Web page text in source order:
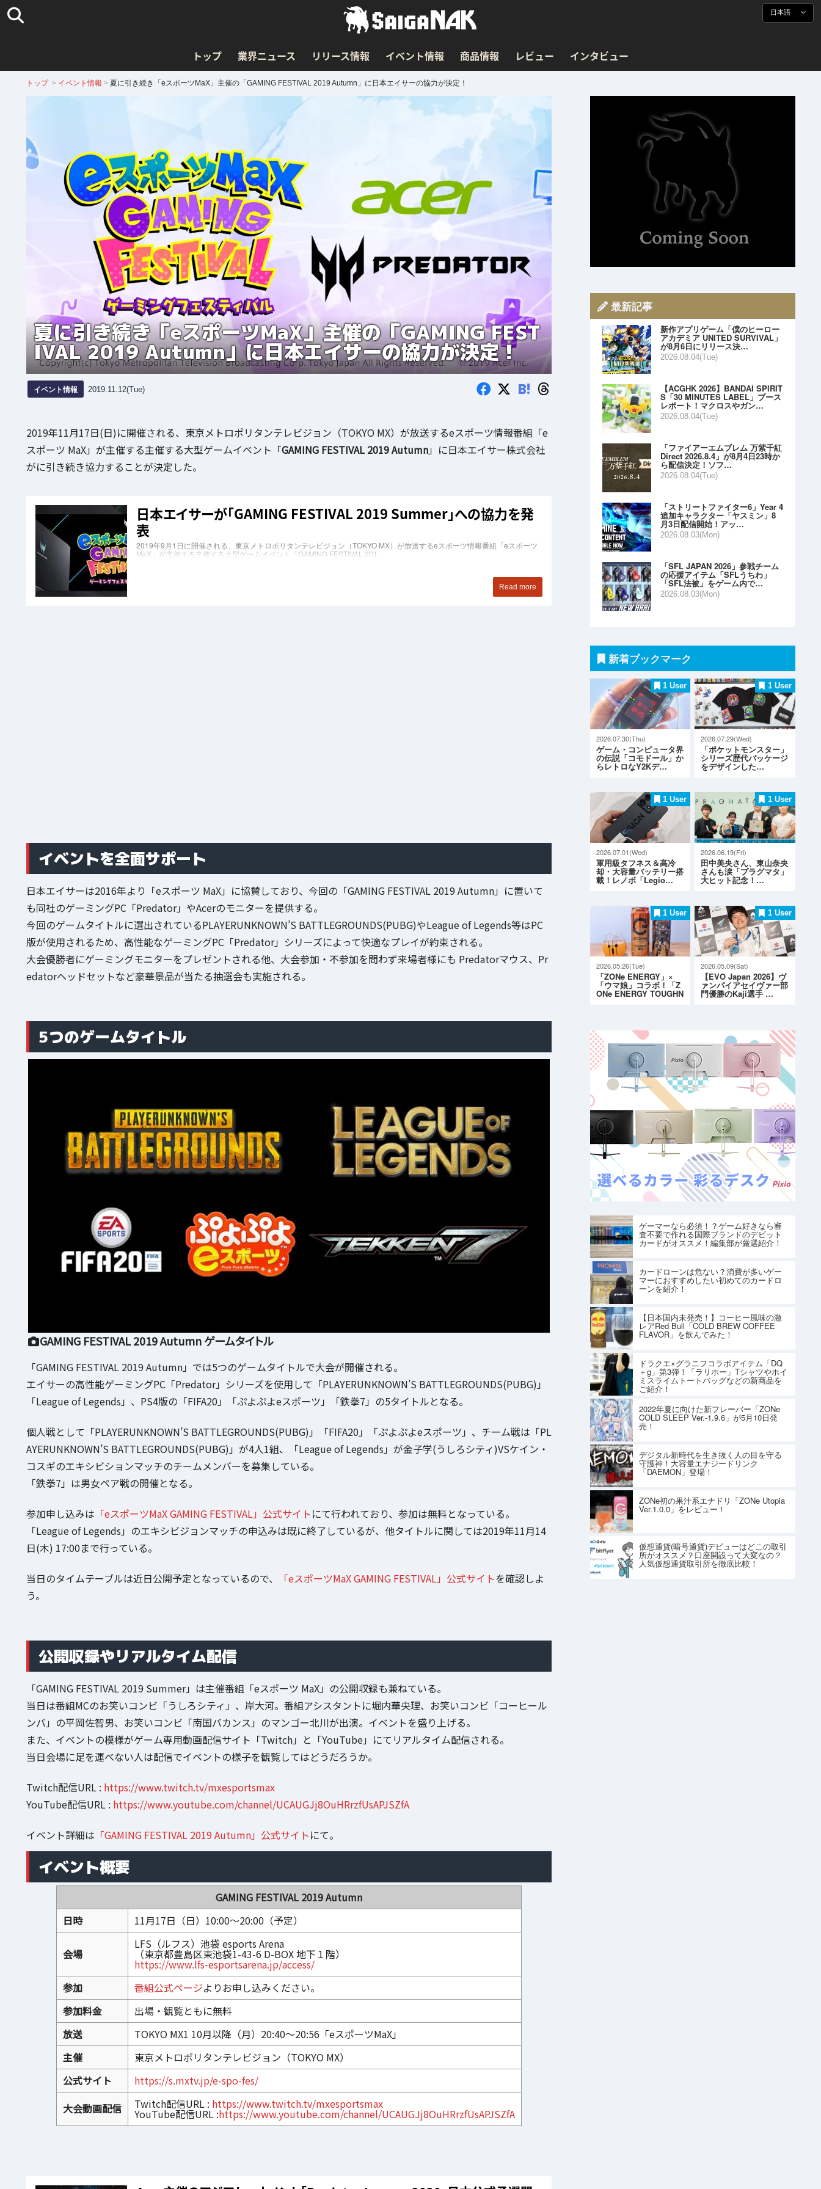
日本語
トップ 業界ニュース リリース情報 イベント情報 商品情報 レビュー インタビュー
トップ > イベント情報 > 夏に引き続き「eスポーツMaX」主催の「GAMING FESTIVAL 2019 Autumn」に日本エイサーの協力が決定！
夏に引き続き「eスポーツMaX」主催の「GAMING FEST
IVAL 2019 Autumn」に日本エイサーの協力が決定！
イベント情報 2019.11.12(Tue) B!
2019年11月17日(日)に開催される、東京メトロポリタンテレビジョン（TOKYO MX）が放送するeスポーツ情報番組「e
スポーツ MaX」が主催する主催する大型ゲームイベント「GAMING FESTIVAL 2019 Autumn」に日本エイサー株式会社
がに引き続き協力することが決定した。
イベントを全面サポート
日本エイサーは2016年より「eスポーツ MaX」に協賛しており、今回の「GAMING FESTIVAL 2019 Autumn」に置いて
も同社のゲーミングPC「Predator」やAcerのモニターを提供する。
今回のゲームタイトルに選出されているPLAYERUNKNOWN’S BATTLEGROUNDS(PUBG)やLeague of Legends等はPC
版が使用されるため、高性能なゲーミングPC「Predator」シリーズによって快適なプレイが約束される。
大会優勝者にゲーミングモニターをプレゼントされる他、大会参加・不参加を問わず来場者様にも Predatorマウス、Pr
edatorヘッドセットなど豪華景品が当たる抽選会も実施される。
5つのゲームタイトル
GAMING FESTIVAL 2019 Autumn ゲームタイトル
「GAMING FESTIVAL 2019 Autumn」では5つのゲームタイトルで大会が開催される。
エイサーの高性能ゲーミングPC「Predator」シリーズを使用して「PLAYERUNKNOWN’S BATTLEGROUNDS(PUBG)」
「League of Legends」、PS4版の「FIFA20」「ぷよぷよeスポーツ」「鉄拳7」の5タイトルとなる。
個人戦として「PLAYERUNKNOWN’S BATTLEGROUNDS(PUBG)」「FIFA20」「ぷよぷよeスポーツ」、チーム戦は「PL
AYERUNKNOWN’S BATTLEGROUNDS(PUBG)」が4人1組、「League of Legends」が金子学(うしろシティ)VSケイン・
コスギのエキシビションマッチのチームメンバーを募集している。
「鉄拳7」は男女ペア戦の開催となる。
参加申し込みは 「eスポーツMaX GAMING FESTIVAL」公式サイトにて行われており、参加は無料となっている。
「League of Legends」のエキシビジョンマッチの申込みは既に終了しているが、他タイトルに関しては2019年11月14
日(木) 17:00まで行っている。
当日のタイムテーブルは近日公開予定となっているので、 「eスポーツMaX GAMING FESTIVAL」公式サイトを確認しよ
う。
公開収録やリアルタイム配信
「GAMING FESTIVAL 2019 Summer」は主催番組「eスポーツ MaX」の公開収録も兼ねている。
当日は番組MCのお笑いコンビ「うしろシティ」、岸大河。番組アシスタントに堀内華央理、お笑いコンビ「コーヒール
ンバ」の平岡佐智男、お笑いコンビ「南国バカンス」のマンゴー北川が出演。イベントを盛り上げる。
また、イベントの模様がゲーム専用動画配信サイト「Twitch」と「YouTube」にてリアルタイム配信される。
当日会場に足を運べない人は配信でイベントの様子を観覧してはどうだろうか。
Twitch配信URL : https://www.twitch.tv/mxesportsmax
YouTube配信URL : https://www.youtube.com/channel/UCAUGJj8OuHRrzfUsAPJSZfA
イベント詳細は 「GAMING FESTIVAL 2019 Autumn」公式サイトにて。
イベント概要
GAMING FESTIVAL 2019 Autumn
日時
11月17日（日）10:00～20:00（予定）
会場
LFS（ルフス）池袋 esports Arena
（東京都豊島区東池袋1-43-6 D-BOX 地下１階）
https://www.lfs-esportsarena.jp/access/
参加
番組公式ページよりお申し込みください。
参加料金
出場・観覧ともに無料
放送
TOKYO MX1 10月以降（月）20:40～20:56「eスポーツMaX」
主催
東京メトロポリタンテレビジョン（TOKYO MX）
公式サイト
https://s.mxtv.jp/e-spo-fes/
大会動画配信
Twitch配信URL : https://www.twitch.tv/mxesportsmax
YouTube配信URL :https://www.youtube.com/channel/UCAUGJj8OuHRrzfUsAPJSZfA
最新記事
新作アプリゲーム「僕のヒーロー
アカデミア UNITED SURVIVAL」
が8月6日にリリース決…
2026.08.04(Tue)
【ACGHK 2026】BANDAI SPIRIT
S「30 MINUTES LABEL」ブース
レポート！マクロスやガン…
2026.08.04(Tue)
「ファイアーエムブレム 万紫千紅
Direct 2026.8.4」が8月4日23時か
ら配信決定！ソフ…
2026.08.04(Tue)
「ストリートファイター6」Year 4
追加キャラクター「ヤスミン」8
月3日配信開始！アッ…
2026.08.03(Mon)
「SFL JAPAN 2026」参戦チーム
の応援アイテム「SFLうちわ」
「SFL法被」をゲーム内で…
2026.08.03(Mon)
新着ブックマーク
1 User
2026.07.30(Thu)
ゲーム・コンピュータ界
の伝説「コモドール」か
らレトロなY2Kデ…
1 User
2026.07.29(Wed)
「ポケットモンスター」
シリーズ歴代パッケージ
をデザインした…
1 User
2026.07.01(Wed)
軍用級タフネス＆高冷
却・大容量バッテリー搭
載！レノボ「Legio…
1 User
2026.06.19(Fri)
田中美央さん、東山奈央
さんも涙「プラグマタ」
大ヒット記念！…
1 User
2026.05.26(Tue)
「ZONe ENERGY」×
「ウマ娘」コラボ！「Z
ONe ENERGY TOUGHN
1 User
2026.05.09(Sat)
【EVO Japan 2026】ヴ
ァンパイアセイヴァー部
門優勝のKaji選手 …
ゲーマーなら必須！？ゲーム好きなら審
査不要で作れる国際ブランドのデビット
カードがオススメ！編集部が厳選紹介！
カードローンは危ない？消費が多いゲー
マーにおすすめしたい初めてのカードロ
ーンを紹介！
【日本国内未発売！】コーヒー風味の激
レアRed Bull「COLD BREW COFFEE
FLAVOR」を飲んでみた！
ドラクエ×グラニフコラボアイテム「DQ
＋g」第3弾！「ラリホー」Tシャツやホイ
ミスライムトートバッグなどの新商品を
ご紹介！
2022年夏に向けた新フレーバー「ZONe
COLD SLEEP Ver.-1.9.6」が5月10日発
売！
デジタル新時代を生き抜く人の目を守る
守護神！大容量エナジードリンク
「DAEMON」登場！
ZONe初の果汁系エナドリ「ZONe Utopia
Ver.1.0.0」をレビュー！
仮想通貨(暗号通貨)デビューはどこの取引
所がオススメ？口座開設って大変なの？
人気仮想通貨取引所を徹底比較！